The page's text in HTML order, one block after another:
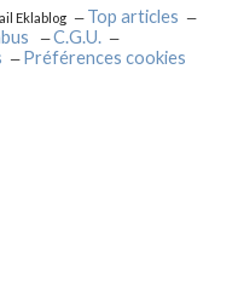
Eklablog
Top articles
C.G.U.
Préférences cookies